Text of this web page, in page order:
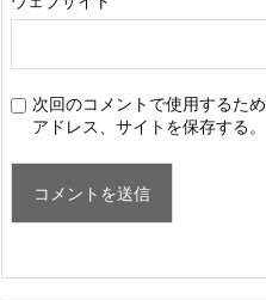
次回のコメントで使用するた
アドレス、サイトを保存する。